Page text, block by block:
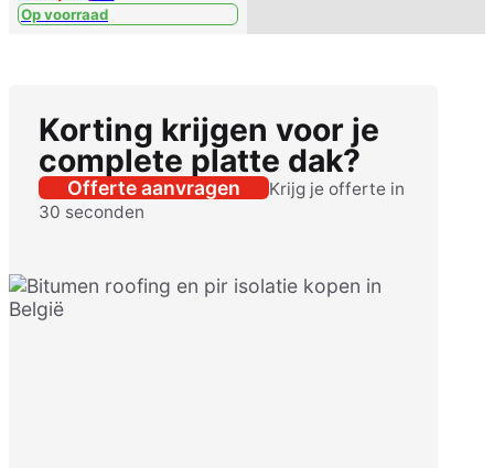
/m²
Op voorraad
Korting krijgen voor je
complete platte dak?
Offerte aanvragen
Krijg je offerte in
30 seconden